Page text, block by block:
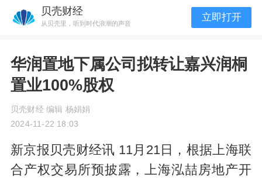
贝壳财经
从贝壳里，听到时代浪潮的声音
立即打开
华润置地下属公司拟转让嘉兴润桐
置业100%股权
贝壳财经 编辑 杨娟娟
2024-11-22 18:03
新京报贝壳财经讯 11月21日，根据上海联
合产权交易所预披露，上海泓喆房地产开